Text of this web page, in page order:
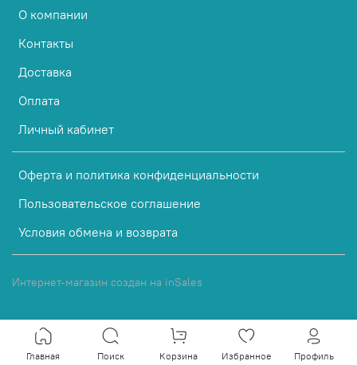
О компании
Контакты
Доставка
Оплата
Личный кабинет
Оферта и политика конфиденциальности
Пользовательское соглашение
Условия обмена и возврата
Интернет-магазин создан на inSales
Главная Поиск Корзина Избранное Профиль